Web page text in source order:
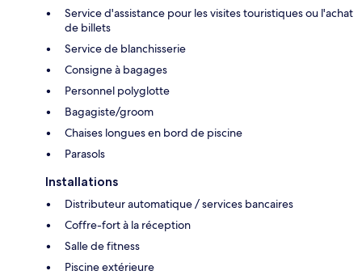
Service d'assistance pour les visites touristiques ou l'achat
de billets
Service de blanchisserie
Consigne à bagages
Personnel polyglotte
Bagagiste/groom
Chaises longues en bord de piscine
Parasols
Installations
Distributeur automatique / services bancaires
Coffre-fort à la réception
Salle de fitness
Piscine extérieure